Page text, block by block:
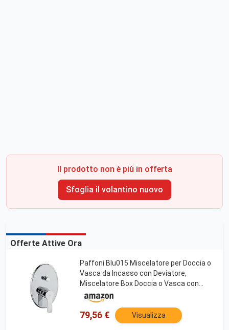
Il prodotto non è più in offerta
Sfoglia il volantino nuovo
Offerte Attive Ora
Paffoni Blu015 Miscelatore per Doccia o
Vasca da Incasso con Deviatore,
Miscelatore Box Doccia o Vasca con
Placca Tonda da Incasso, Design
Moderno e Elegante, Ottone Cromato
79,56 € Visualizza